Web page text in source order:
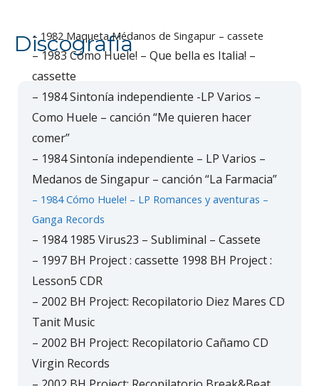
Discografía
– 1982 Maqueta Médanos de Singapur – cassete
– 1983 Cómo Huele! – Que bella es Italia! –
cassette
– 1984 Sintonía independiente -LP Varios –
Como Huele – canción “Me quieren hacer
comer”
– 1984 Sintonía independiente – LP Varios –
Medanos de Singapur – canción “La Farmacia”
– 1984 Cómo Huele! – LP Romances y aventuras –
Ganga Records
– 1984 1985 Virus23 – Subliminal – Cassete
– 1997 BH Project : cassette 1998 BH Project :
Lesson5 CDR
– 2002 BH Project: Recopilatorio Diez Mares CD
Tanit Music
– 2002 BH Project: Recopilatorio Cañamo CD
Virgin Records